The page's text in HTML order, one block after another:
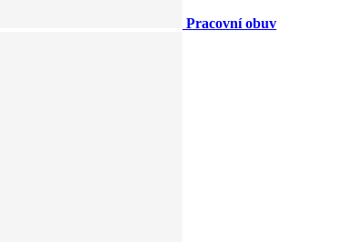
Pracovní obuv